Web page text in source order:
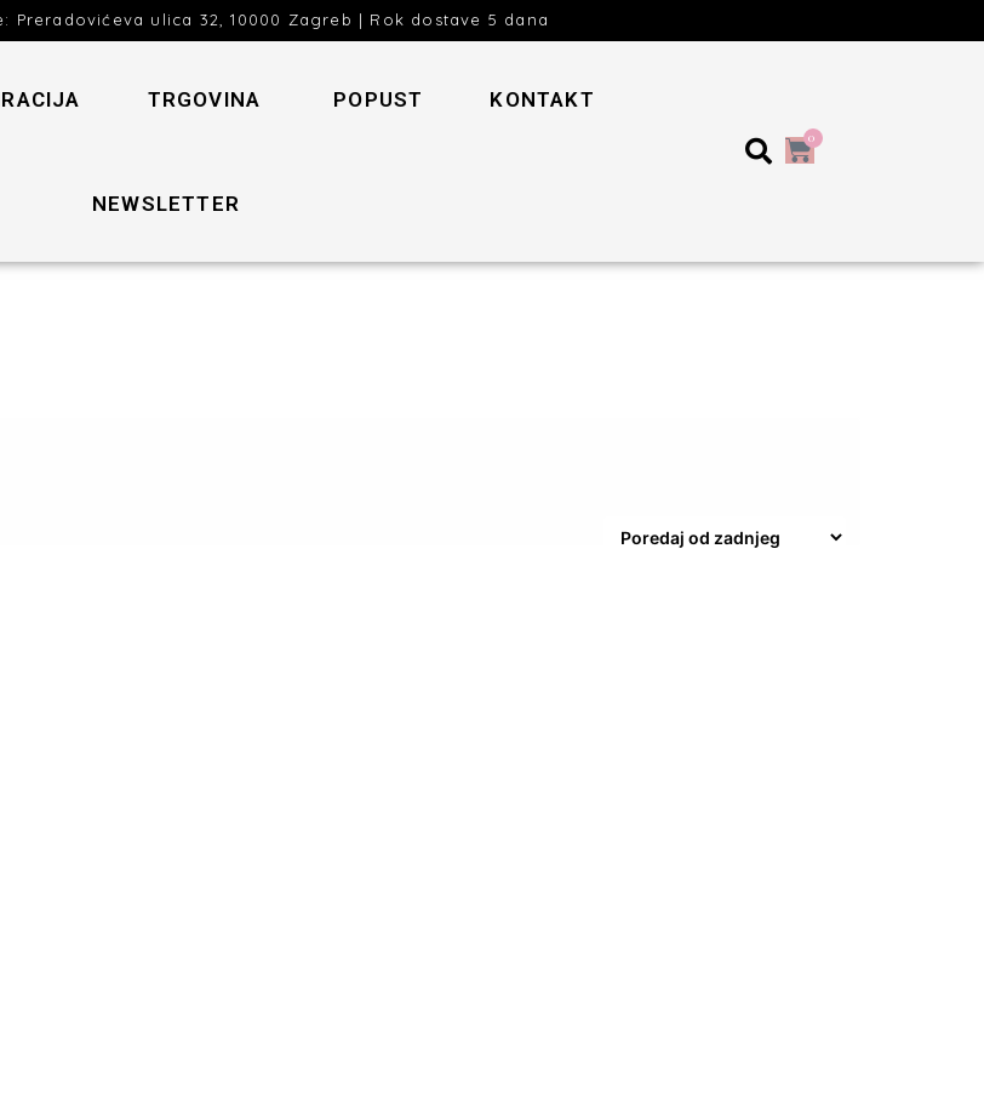
ulica 32, 10000 Zagreb | Rok dostave 5 dana
TRGOVINA POPUST KONTAKT
NEWSLETTER
0